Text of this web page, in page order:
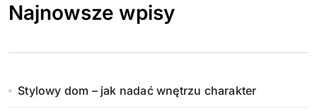
Najnowsze wpisy
Stylowy dom – jak nadać wnętrzu charakter